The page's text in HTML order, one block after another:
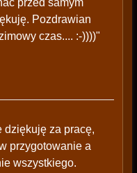
przed samym
Pozdrawian
czas.... :-))))"
dziękuję za pracę,
przygotowanie a
wszystkiego.